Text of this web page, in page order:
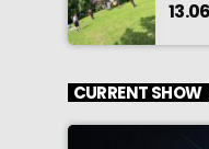
CURRENT SHOW